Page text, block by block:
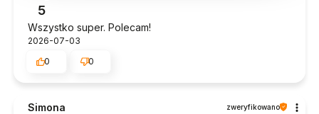
5
Wszystko super. Polecam!
2026-07-03
0
0
Simona zweryfikowano